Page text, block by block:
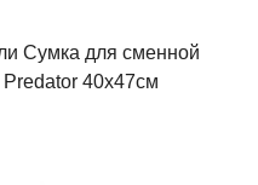
Сумка для сменной
40x47см